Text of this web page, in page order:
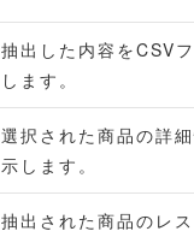
抽出した内容をCSV
します。
選択された商品の詳
示します。
抽出された商品のレ